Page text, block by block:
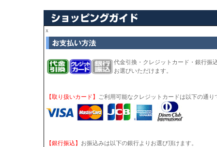
ｘ
代金引換・クレジットカード・銀行振
お選びいただけます。
【取り扱いカード】 ご利用可能なクレジットカードは以下の通り
【銀行振込】 お振込みは以下の銀行よりお選び頂けます。